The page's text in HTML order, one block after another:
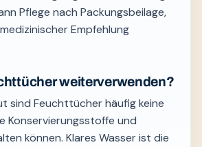
Pflege nach Packungsbeilage,
Empfehlung
weiterverwenden?
sind Feuchttücher häufig keine
Konservierungsstoffe und
können. Klares Wasser ist die